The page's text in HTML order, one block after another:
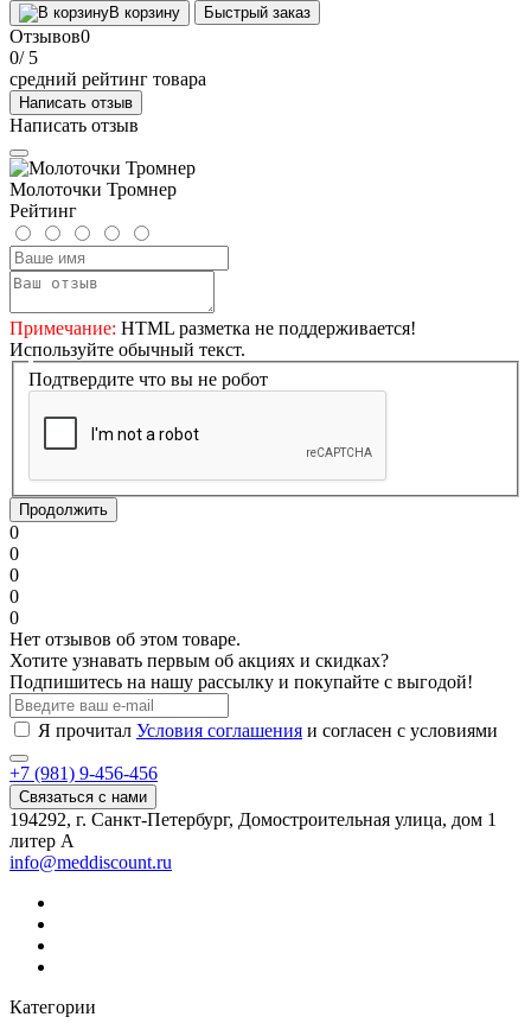
В корзину Быстрый заказ
Отзывов0
0/ 5
средний рейтинг товара
Написать отзыв
Написать отзыв
Молоточки Тромнер
Рейтинг
Примечание: HTML разметка не поддерживается!
Используйте обычный текст.
Подтвердите что вы не робот
Продолжить
0
0
0
0
0
Нет отзывов об этом товаре.
Хотите узнавать первым об акциях и скидках?
Подпишитесь на нашу рассылку и покупайте с выгодой!
Я прочитал Условия соглашения и согласен с условиями
+7 (981) 9-456-456
Связаться с нами
194292, г. Санкт-Петербург, Домостроительная улица, дом 1
литер А
info@meddiscount.ru
Категории